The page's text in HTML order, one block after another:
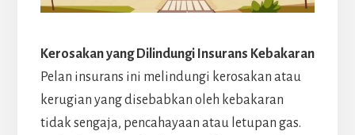
Kerosakan yang Dilindungi Insurans Kebakaran
Pelan insurans ini melindungi kerosakan atau
kerugian yang disebabkan oleh kebakaran
tidak sengaja, pencahayaan atau letupan gas.